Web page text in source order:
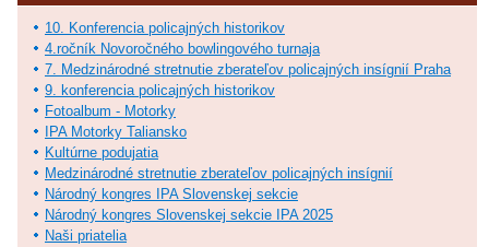
10. Konferencia policajných historikov
4.ročník Novoročného bowlingového turnaja
7. Medzinárodné stretnutie zberateľov policajných insígnií Praha
9. konferencia policajných historikov
Fotoalbum - Motorky
IPA Motorky Taliansko
Kultúrne podujatia
Medzinárodné stretnutie zberateľov policajných insígnií
Národný kongres IPA Slovenskej sekcie
Národný kongres Slovenskej sekcie IPA 2025
Naši priatelia